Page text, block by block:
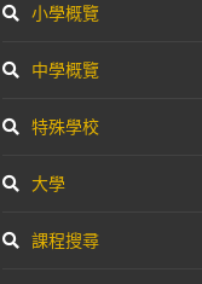
小學概覽
中學概覽
特殊學校
大學
課程搜尋